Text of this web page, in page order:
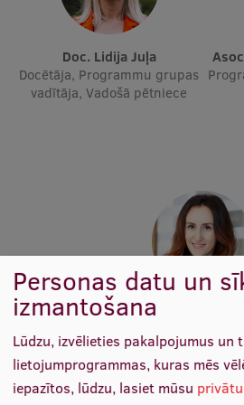
Ētikas un līdztiesības mācības
Atvērtā universitāte
Sagatavošanas kursi
Pedagoģiskās izaugsmes centrs
Kvalifikācijas atbilstības
Pētniecība
Zinātniskie institūti un
Doc. Lidija Juļa
Docētāja, Programmu grupas
vadītāja, Vadošā pētniece
Asoc. prof. Karina
Docētāja, Vadošā
Personas datu un
izmantošana
Lūdzu, izvēlieties pakalpojumus un
lietojumprogrammas, kuras mēs
iepazītos, lūdzu, lasiet mūsu